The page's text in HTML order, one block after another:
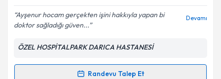
Kişisel verilerimin işlenmesine ilişkin
Metni
'ni okudum ve kişisel verilerimin belirtilen
kapsamda işlenmesini kabul ediyorum.
Ayşenur hocam gerçekten işini hakkıyla yapan bi
doktor sağladığı güven...
Devamı
ÖZEL HOSPİTALPARK DARICA HASTANESİ
Randevu Talep Et